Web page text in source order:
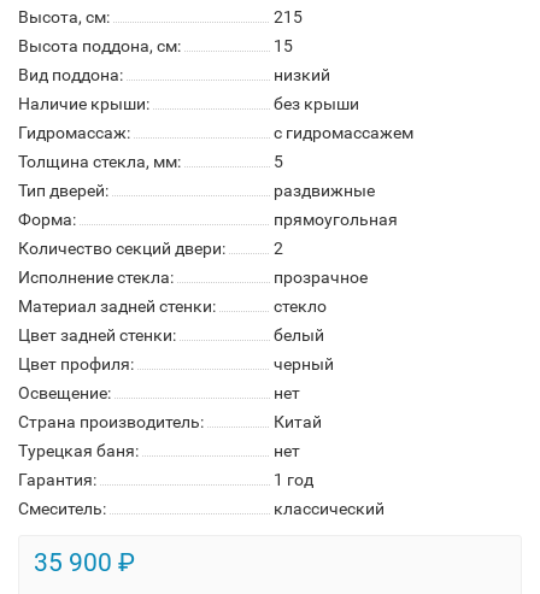
Высота, см:
215
Высота поддона, см:
15
Вид поддона:
низкий
Наличие крыши:
без крыши
Гидромассаж:
с гидромассажем
Толщина стекла, мм:
5
Тип дверей:
раздвижные
Форма:
прямоугольная
Количество секций двери:
2
Исполнение стекла:
прозрачное
Материал задней стенки:
стекло
Цвет задней стенки:
белый
Цвет профиля:
черный
Освещение:
нет
Страна производитель:
Китай
Турецкая баня:
нет
Гарантия:
1 год
Смеситель:
классический
35 900 ₽